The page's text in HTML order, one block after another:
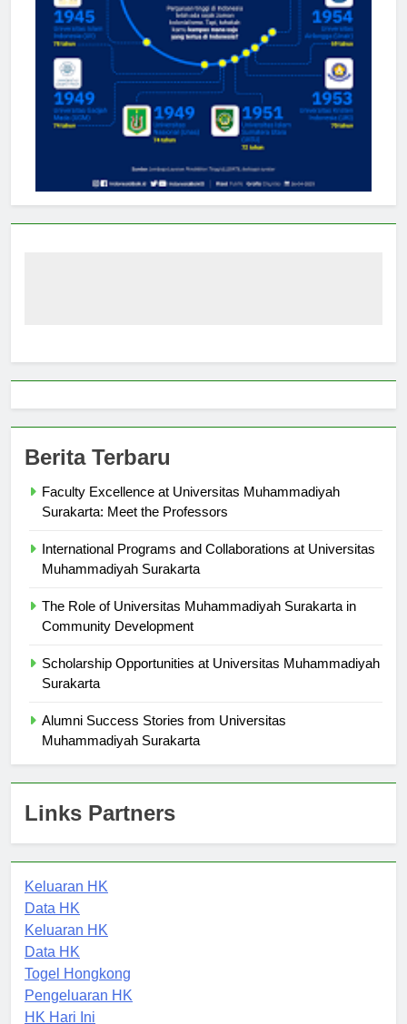
Berita Terbaru
Faculty Excellence at Universitas Muhammadiyah
International Programs and Collaborations at Universitas
The Role of Universitas Muhammadiyah Surakarta in
Scholarship Opportunities at Universitas Muhammadiyah
Alumni Success Stories from Universitas
Links Partners
Keluaran HK
Data HK
Keluaran HK
Data HK
Togel Hongkong
Pengeluaran HK